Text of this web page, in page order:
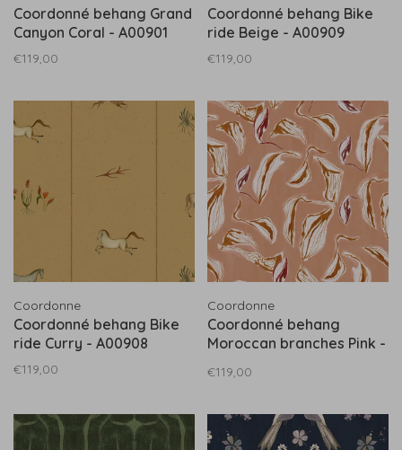
Coordonné behang Grand
Canyon Coral - A00901
€119,00
Coordonné behang Bike
ride Beige - A00909
€119,00
Coordonne
Coordonné behang Bike
ride Curry - A00908
€119,00
Coordonne
Coordonné behang
Moroccan branches Pink -
€119,00